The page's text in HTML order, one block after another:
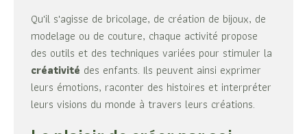
Qu'il s'agisse de bricolage, de création de bijoux, de
modelage ou de couture, chaque activité propose
des outils et des techniques variées pour stimuler la
créativité des enfants. Ils peuvent ainsi exprimer
leurs émotions, raconter des histoires et interpréter
leurs visions du monde à travers leurs créations.